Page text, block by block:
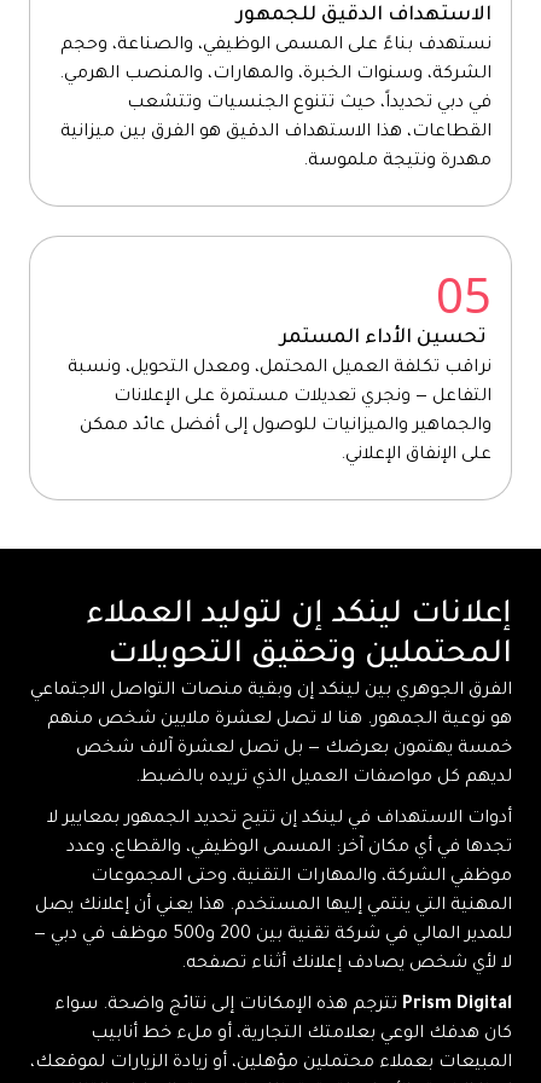
الاستهداف الدقيق للجمهور
نستهدف بناءً على المسمى الوظيفي، والصناعة، وحجم
الشركة، وسنوات الخبرة، والمهارات، والمنصب الهرمي.
في دبي تحديداً، حيث تتنوع الجنسيات وتتشعب
القطاعات، هذا الاستهداف الدقيق هو الفرق بين ميزانية
مهدرة ونتيجة ملموسة.
05
تحسين الأداء المستمر
نراقب تكلفة العميل المحتمل، ومعدل التحويل، ونسبة
التفاعل — ونجري تعديلات مستمرة على الإعلانات
والجماهير والميزانيات للوصول إلى أفضل عائد ممكن
على الإنفاق الإعلاني.
إعلانات لينكد إن لتوليد العملاء
المحتملين وتحقيق التحويلات
الفرق الجوهري بين لينكد إن وبقية منصات التواصل الاجتماعي
هو نوعية الجمهور. هنا لا تصل لعشرة ملايين شخص منهم
خمسة يهتمون بعرضك — بل تصل لعشرة آلاف شخص
لديهم كل مواصفات العميل الذي تريده بالضبط.
أدوات الاستهداف في لينكد إن تتيح تحديد الجمهور بمعايير لا
تجدها في أي مكان آخر: المسمى الوظيفي، والقطاع، وعدد
موظفي الشركة، والمهارات التقنية، وحتى المجموعات
المهنية التي ينتمي إليها المستخدم. هذا يعني أن إعلانك يصل
للمدير المالي في شركة تقنية بين 200 و500 موظف في دبي —
لا لأي شخص يصادف إعلانك أثناء تصفحه.
Prism Digital تترجم هذه الإمكانات إلى نتائج واضحة. سواء
كان هدفك الوعي بعلامتك التجارية، أو ملء خط أنابيب
المبيعات بعملاء محتملين مؤهلين، أو زيادة الزيارات لموقعك،